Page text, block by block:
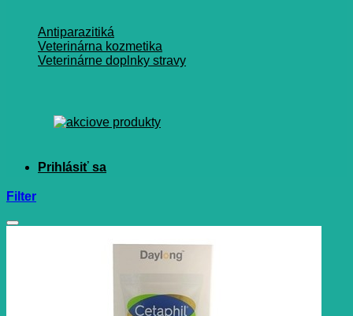
Antiparazitiká
Veterinárna kozmetika
Veterinárne doplnky stravy
Filter